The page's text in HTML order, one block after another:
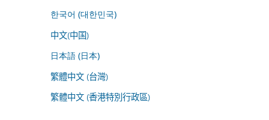
한국어 (대한민국)
中文(中国)
日本語 (日本)
繁體中文 (台灣)
繁體中文 (香港特別行政區)